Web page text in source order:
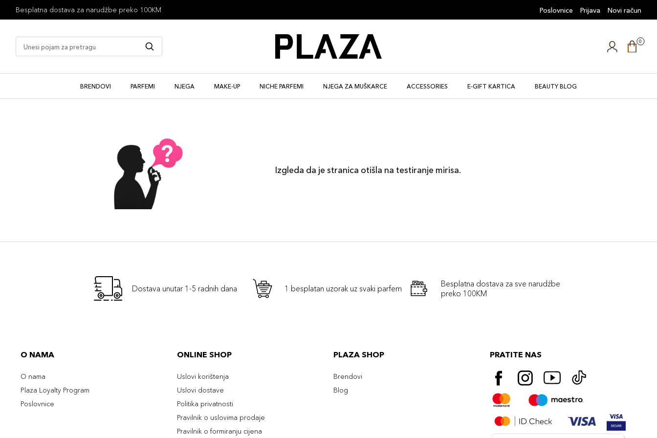
Besplatna dostava za narudžbe preko 100KM Poslovnice Prijava Novi račun
0
BRENDOVI PARFEMI NJEGA MAKE-UP NICHE PARFEMI NJEGA ZA MUŠKARCE ACCESSORIES E-GIFT KARTICA BEAUTY BLOG
Izgleda da je stranica otišla na testiranje mirisa.
Dostava unutar 1-5 radnih dana 1 besplatan uzorak uz svaki parfem
Besplatna dostava za sve narudźbe
preko 100KM
O NAMA
O nama
Plaza Loyalty Program
Poslovnice
ONLINE SHOP
Uslovi korištenja
Uslovi dostave
Politika privatnosti
Pravilnik o uslovima prodaje
Pravilnik o formiranju cijena
PLAZA SHOP
Brendovi
Blog
PRATITE NAS